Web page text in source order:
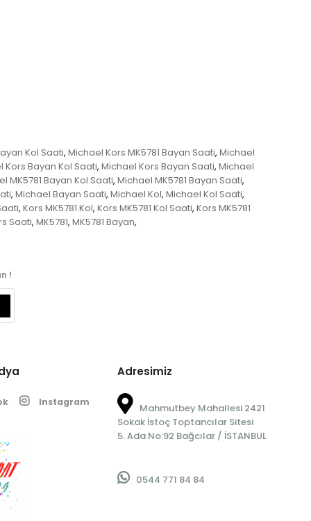
Kol Saati, Michael Kors MK5781 Bayan Saati, Michael
Kors Bayan Kol Saati, Michael Kors Bayan Saati, Michael
MK5781 Bayan Kol Saati, Michael MK5781 Bayan Saati,
, Michael Bayan Saati, Michael Kol, Michael Kol Saati,
, Kors MK5781 Kol, Kors MK5781 Kol Saati, Kors MK5781
Saati, MK5781, MK5781 Bayan,
!
Instagram
Adresimiz
Mahmutbey Mahallesi 2421
Sokak İstoç Toptancılar Sitesi
5. Ada No:92 Bağcılar / İSTANBUL
0544 771 84 84